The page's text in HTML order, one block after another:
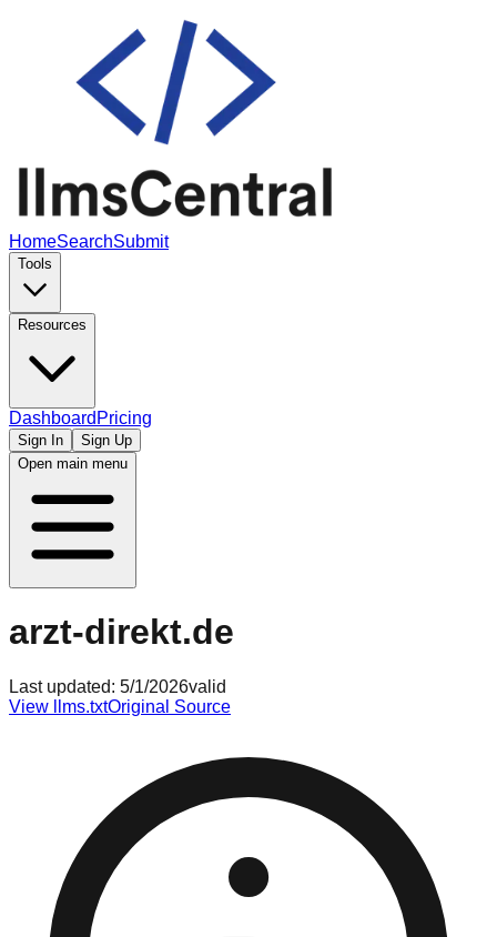
HomeSearchSubmit
Tools
Resources
Dashboard Pricing
Sign In
Sign Up
Open main menu
arzt-direkt.de
Last updated: 5/1/2026valid
View llms.txtOriginal Source